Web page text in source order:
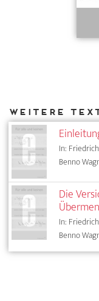
In:
Benno
Die
In:
Benno